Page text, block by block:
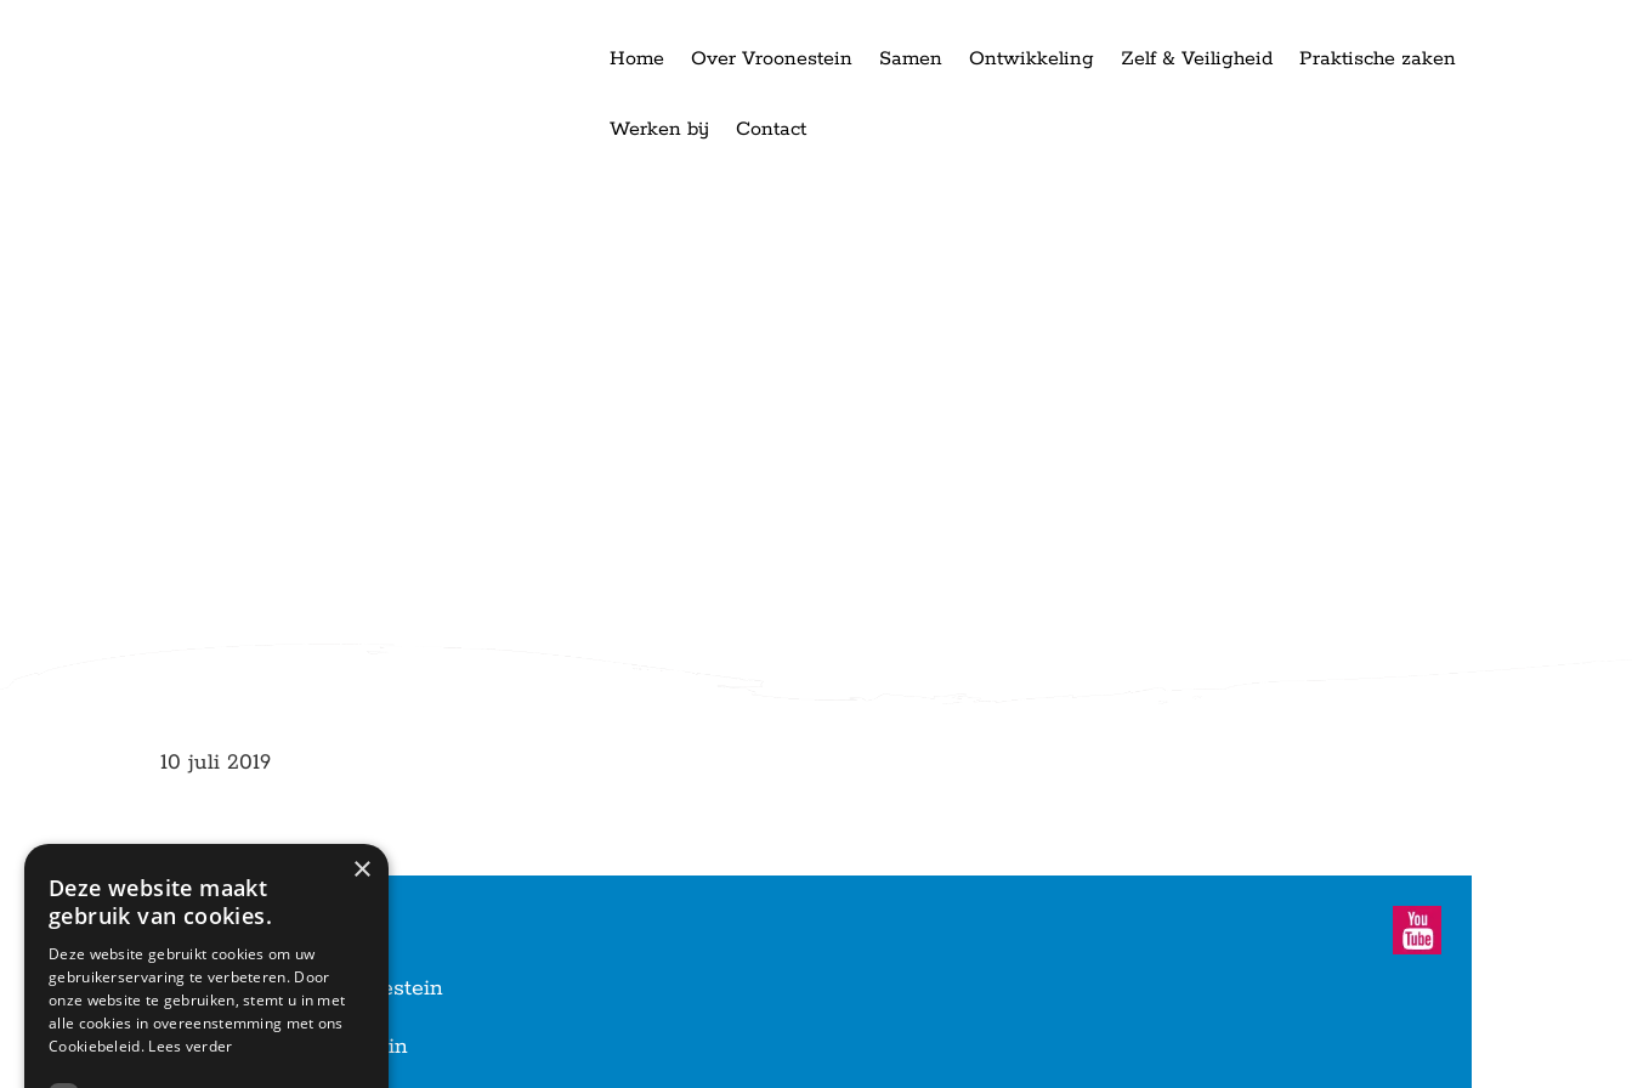
Home Over Vroonestein Samen Ontwikkeling Zelf & Veiligheid Praktische zaken
Werken bij Contact
10 juli 2019
CONTACT
Basisschool Vroonestein
Lohengrinhof 15-17
3438 RA Nieuwegein
×
Deze website maakt
gebruik van cookies.
Deze website gebruikt cookies om uw
gebruikerservaring te verbeteren. Door
onze website te gebruiken, stemt u in met
alle cookies in overeenstemming met ons
Cookiebeleid. Lees verder